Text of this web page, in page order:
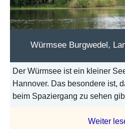
Würmsee Burgwedel,
Der Würmsee ist ein kleiner
Hannover. Das besondere ist,
beim Spaziergang zu sehen
Weiter